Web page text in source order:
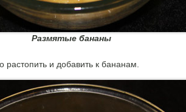
Размятые бананы
растопить и добавить к бананам.